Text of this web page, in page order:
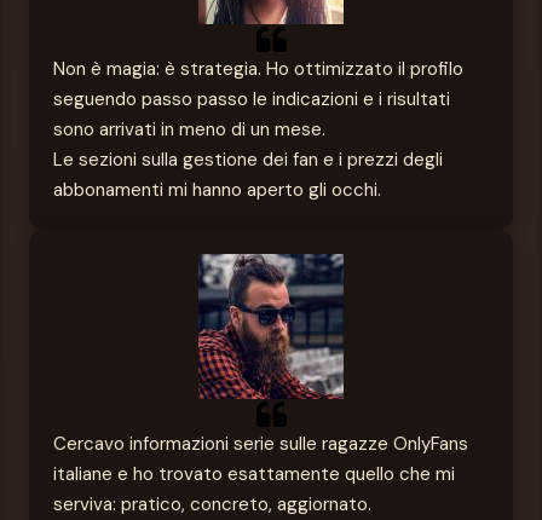
Non è magia: è strategia. Ho ottimizzato il profilo
seguendo passo passo le indicazioni e i risultati
sono arrivati in meno di un mese.
Le sezioni sulla gestione dei fan e i prezzi degli
abbonamenti mi hanno aperto gli occhi.
Cercavo informazioni serie sulle ragazze OnlyFans
italiane e ho trovato esattamente quello che mi
serviva: pratico, concreto, aggiornato.